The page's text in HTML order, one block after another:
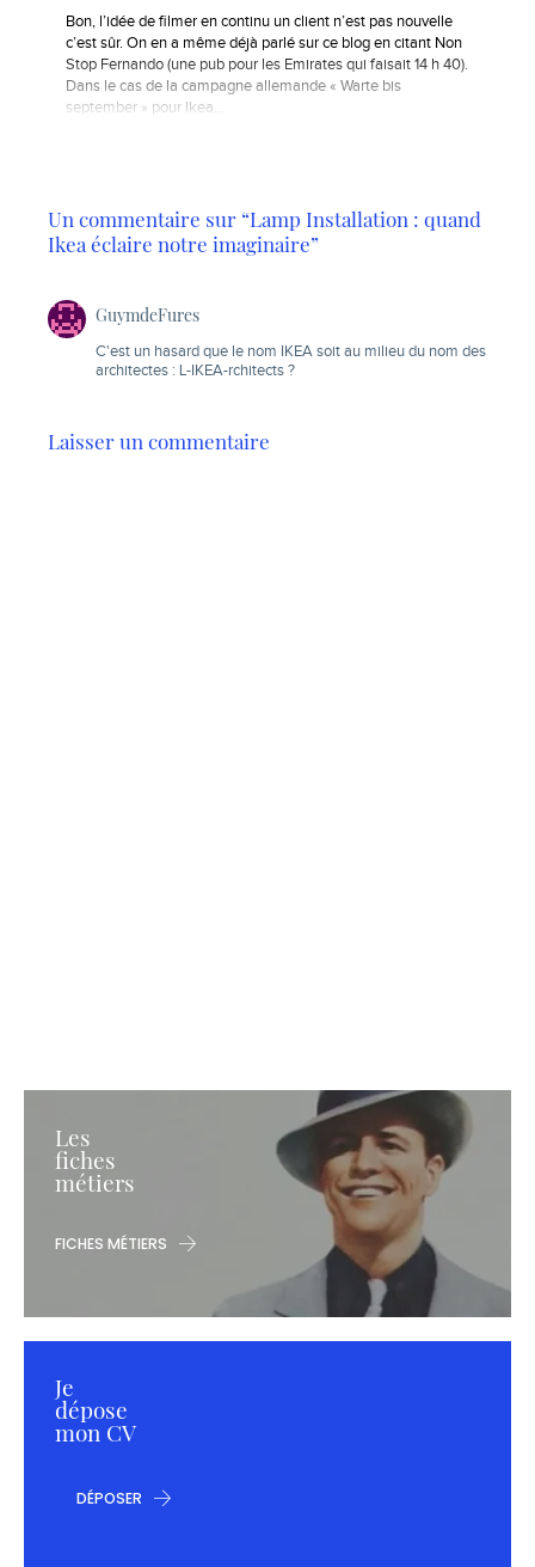
Bon, l’idée de filmer en continu un client n’est pas nouvelle
c’est sûr. On en a même déjà parlé sur ce blog en citant Non
Stop Fernando (une pub pour les Emirates qui faisait 14 h 40).
Dans le cas de la campagne allemande « Warte bis
september » pour Ikea…
Un commentaire sur “Lamp Installation : quand
Ikea éclaire notre imaginaire”
GuymdeFures
C'est un hasard que le nom IKEA soit au milieu du nom des
architectes : L-IKEA-rchitects ?
Laisser un commentaire
Les
fiches
métiers
FICHES MÉTIERS
Je
dépose
mon CV
DÉPOSER